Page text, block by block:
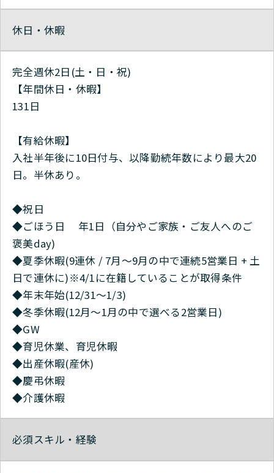
休日・休暇
完全週休2日(土・日・祝)
【年間休日・休暇】
131日
【有給休暇】
入社半年後に10日付与、以降勤続年数により最大20
日。半休あり。
◆祝日
◆ごほう日 年1日（自分やご家族・ご友人へのご
褒美day)
◆夏季休暇(9連休 / 7月～9月の中で連続5営業日 + 土
日で連休に)※4/1に在籍していることが取得条件
◆年末年始(12/31〜1/3)
◆冬季休暇(12月～1月の中で選べる2営業日)
◆GW
◆育児休業、育児休暇
◆出産休暇(産休)
◆慶弔休暇
◆介護休暇
必須スキル・経験